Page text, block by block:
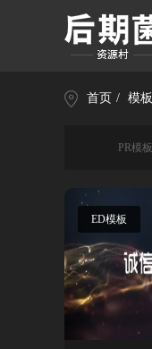
首页 / 模板
PR模板
ED模板